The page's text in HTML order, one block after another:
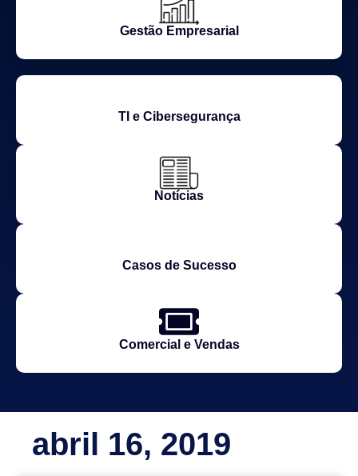
Gestão Empresarial
TI e Cibersegurança
Notícias
Casos de Sucesso
Comercial e Vendas
abril 16, 2019